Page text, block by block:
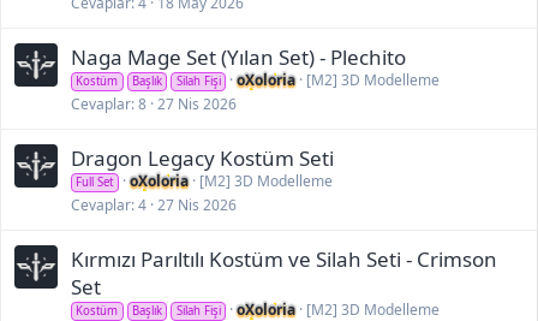
Naga Mage Set (Yılan Set) - Plechito
Kostüm Başlık Silah Fişi oXoloria [M2] 3D Modelleme
Cevaplar 8 27 Nis 2026
Dragon Legacy Kostüm Seti
Full Set oXoloria
[M2] 3D Modelleme
Cevaplar 4 27 Nis 2026
Kırmızı Parıltılı Kostüm ve Silah Seti - Crimson
Set
Kostüm Başlık Silah Fişi oXoloria [M2] 3D Modelleme